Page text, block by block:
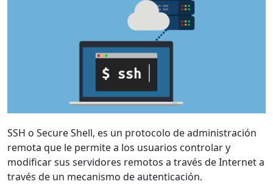
SSH o Secure Shell, es un protocolo de administración
remota que le permite a los usuarios controlar y
modificar sus servidores remotos a través de Internet a
través de un mecanismo de autenticación.